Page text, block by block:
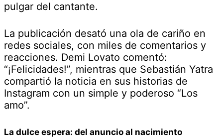
pulgar del cantante.
La publicación desató una ola de cariño en
redes sociales, con miles de comentarios y
reacciones. Demi Lovato comentó:
“¡Felicidades!”, mientras que Sebastián Yatra
compartió la noticia en sus historias de
Instagram con un simple y poderoso “Los
amo”.
La dulce espera: del anuncio al nacimiento